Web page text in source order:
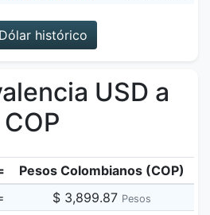
Dólar histórico
USD a
COP
Pesos Colombianos (COP)
$ 3,899.87 Pesos